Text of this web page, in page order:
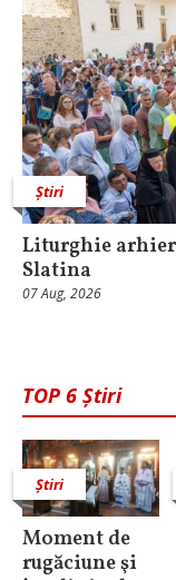
Știri
Liturghie
Slatina
07 Aug, 2026
TOP 6 Știri
Știri
Moment de
rugăciune şi